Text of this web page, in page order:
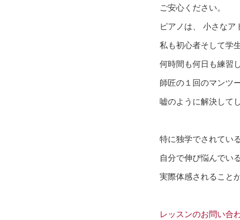
ご安心ください。
ピアノは、 小さな
私も初心者そして学
何時間も何日も練習
師匠の１回のマンツ
嘘のように解決して
特に独学でされてい
自分で伸び悩んでい
実際体感されること
レッスンのお問い合